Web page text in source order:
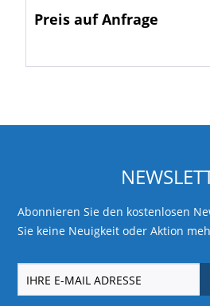
Preis auf Anfrage
Abonnieren Sie den kostenlosen
Sie keine Neuigkeit oder Aktion